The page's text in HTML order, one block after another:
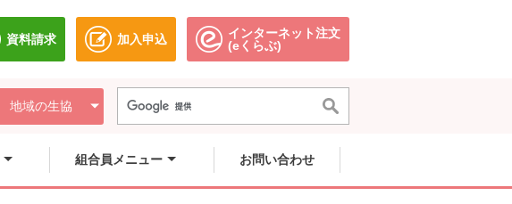
資料請求
別のウィンドウで開きます。
加入申込
別のウィンドウで開きます。
インターネット注文
(eくらぶ)別のウィンドウで開きます。
地域の生協
組合員メニュー お問い合わせ